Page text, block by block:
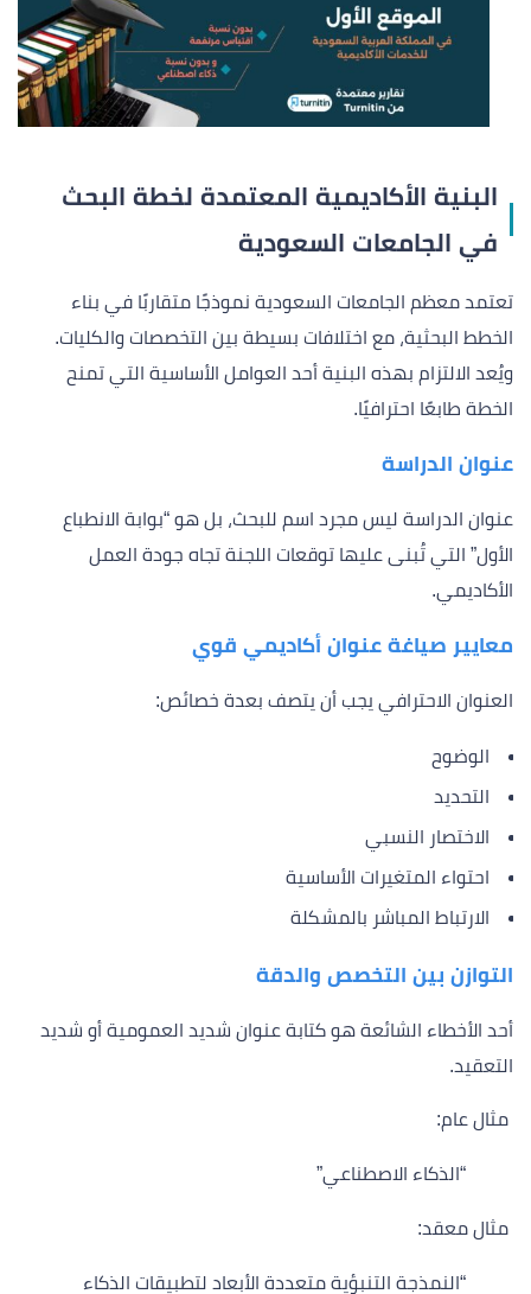
البنية الأكاديمية المعتمدة لخطة البحث
في الجامعات السعودية
تعتمد معظم الجامعات السعودية نموذجًا متقاربًا في بناء
الخطط البحثية، مع اختلافات بسيطة بين التخصصات والكليات.
ويُعد الالتزام بهذه البنية أحد العوامل الأساسية التي تمنح
الخطة طابعًا احترافيًا.
عنوان الدراسة
عنوان الدراسة ليس مجرد اسم للبحث، بل هو “بوابة الانطباع
الأول” التي تُبنى عليها توقعات اللجنة تجاه جودة العمل
الأكاديمي.
معايير صياغة عنوان أكاديمي قوي
العنوان الاحترافي يجب أن يتصف بعدة خصائص:
الوضوح
التحديد
الاختصار النسبي
احتواء المتغيرات الأساسية
الارتباط المباشر بالمشكلة
التوازن بين التخصص والدقة
أحد الأخطاء الشائعة هو كتابة عنوان شديد العمومية أو شديد
التعقيد.
مثال عام:
“الذكاء الاصطناعي”
مثال معقد:
“النمذجة التنبؤية متعددة الأبعاد لتطبيقات الذكاء